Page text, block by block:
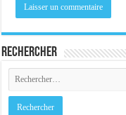
Rechercher